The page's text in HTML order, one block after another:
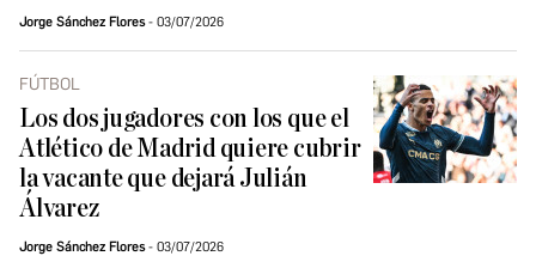
Jorge Sánchez Flores 03/07/2026
FÚTBOL
Los dos jugadores con los que el
Atlético de Madrid quiere cubrir
la vacante que dejará Julián
Álvarez
Jorge Sánchez Flores 03/07/2026